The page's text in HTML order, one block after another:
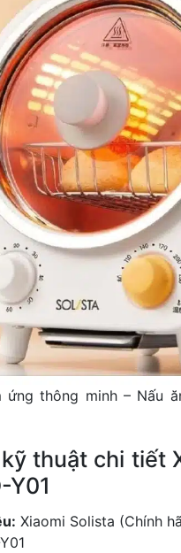
ứng thông minh – Nấu
thuật chi tiết
Y01
Xiaomi Solista (Chính